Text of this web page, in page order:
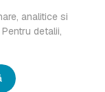
B.G. MEDIA S.R.L.
rezervate.
analitice si
detalii,